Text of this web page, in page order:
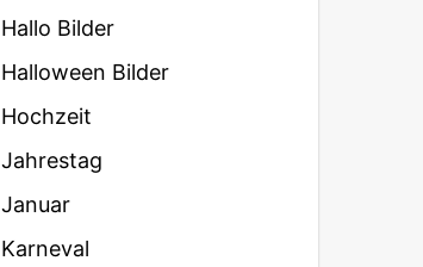
Hallo Bilder
Halloween Bilder
Hochzeit
Jahrestag
Januar
Karneval